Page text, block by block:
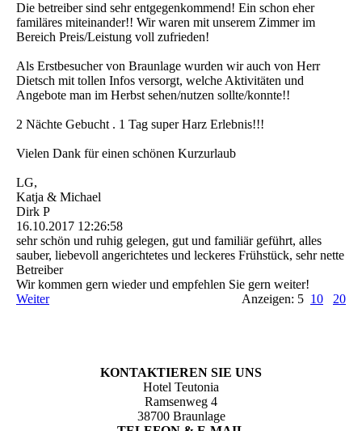
Die betreiber sind sehr entgegenkommend! Ein schon eher
familäres miteinander!! Wir waren mit unserem Zimmer im
Bereich Preis/Leistung voll zufrieden!
Als Erstbesucher von Braunlage wurden wir auch von Herr
Dietsch mit tollen Infos versorgt, welche Aktivitäten und
Angebote man im Herbst sehen/nutzen sollte/konnte!!
2 Nächte Gebucht . 1 Tag super Harz Erlebnis!!!
Vielen Dank für einen schönen Kurzurlaub
LG,
Katja & Michael
Dirk P
16.10.2017 12:26:58
sehr schön und ruhig gelegen, gut und familiär geführt, alles
sauber, liebevoll angerichtetes und leckeres Frühstück, sehr nette
Betreiber
Wir kommen gern wieder und empfehlen Sie gern weiter!
Weiter
Anzeigen: 5 10 20
KONTAKTIEREN SIE UNS
Hotel Teutonia
Ramsenweg 4
38700 Braunlage